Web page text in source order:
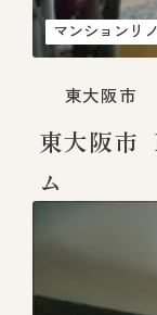
マンションリ
東大阪市
東大阪市
ム